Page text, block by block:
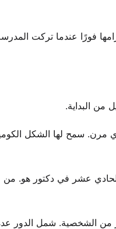
فورًا عندما تركت
مرن. سمح لها الشكل
الحادي عشر في دكتور هو. من
من الشخصية. شمل الدور